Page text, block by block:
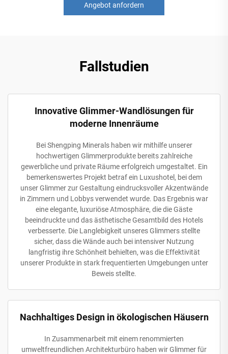
Angebot anfordern
Fallstudien
Innovative Glimmer-Wandlösungen für
moderne Innenräume
Bei Shengping Minerals haben wir mithilfe unserer
hochwertigen Glimmerprodukte bereits zahlreiche
gewerbliche und private Räume erfolgreich umgestaltet. Ein
bemerkenswertes Projekt betraf ein Luxushotel, bei dem
unser Glimmer zur Gestaltung eindrucksvoller Akzentwände
in Zimmern und Lobbys verwendet wurde. Das Ergebnis war
eine elegante, luxuriöse Atmosphäre, die die Gäste
beeindruckte und das ästhetische Gesamtbild des Hotels
verbesserte. Die Langlebigkeit unseres Glimmers stellte
sicher, dass die Wände auch bei intensiver Nutzung
langfristig ihre Schönheit behielten, was die Effektivität
unserer Produkte in stark frequentierten Umgebungen unter
Beweis stellte.
Nachhaltiges Design in ökologischen Häusern
In Zusammenarbeit mit einem renommierten
umweltfreundlichen Architekturbüro haben wir Glimmer für